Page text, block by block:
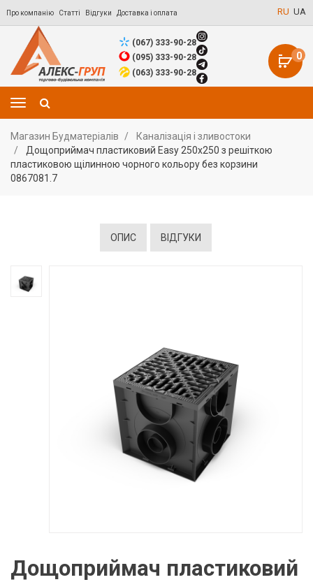
Про компанію Статті Відгуки Доставка і оплата RU UA
0
(067) 333-90-28
(095) 333-90-28
(063) 333-90-28
Магазин Будматеріалів
Каналізація і зливостоки
Дощоприймач пластиковий Easy 250х250 з решіткою
пластиковою щілинною чорного кольору без корзини
0867081.7
ОПИС ВІДГУКИ
Дощоприймач пластиковий